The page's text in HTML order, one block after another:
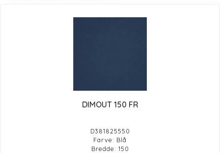
DIMOUT 150 FR
D381825550
Farve: Blå
Bredde: 150